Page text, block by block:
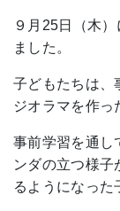
９月25日（木
ました。
子どもたちは、
ジオラマを作っ
事前学習を通し
ンダの立つ様子
るようになった